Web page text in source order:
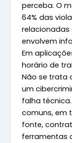
perceba. O
64% das
relacionadas
envolvem
Em
horário de
Não se trata
um
falha
comuns, em
fonte,
ferramentas